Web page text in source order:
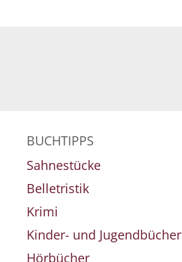
BUCHTIPPS
Sahnestücke
Belletristik
Krimi
Kinder- und Jugendbücher
Hörbücher